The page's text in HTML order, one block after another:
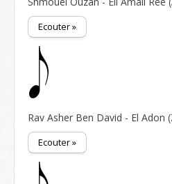
Ecouter »
Rav Asher Ben David - El Adon
Ecouter »